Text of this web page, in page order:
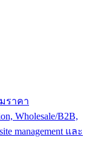
ราคา
Wholesale/B2B,
management และ